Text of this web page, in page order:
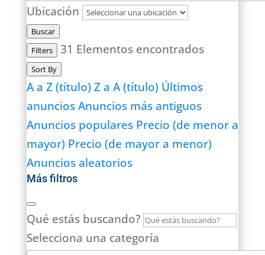
Ubicación
Buscar
Filters
31 Elementos encontrados
Sort By
A a Z (título) Z a A (título) Últimos
anuncios Anuncios más antiguos
Anuncios populares Precio (de menor a
mayor) Precio (de mayor a menor)
Anuncios aleatorios
Más filtros
Qué estás buscando?
Selecciona una categoría